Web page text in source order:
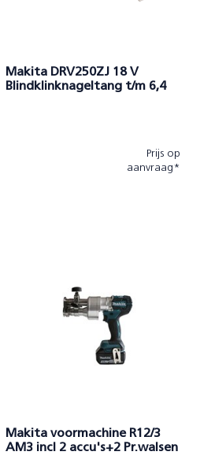
Makita DRV250ZJ 18 V
Blindklinknageltang t/m 6,4
Prijs op
aanvraag*
Makita voormachine R12/3
AM3 incl 2 accu's+2 Pr.walsen